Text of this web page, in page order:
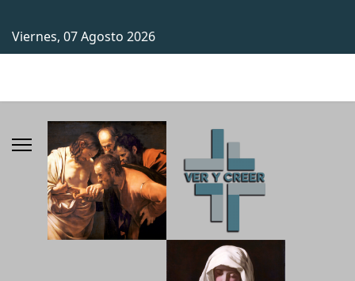
Viernes, 07 Agosto 2026